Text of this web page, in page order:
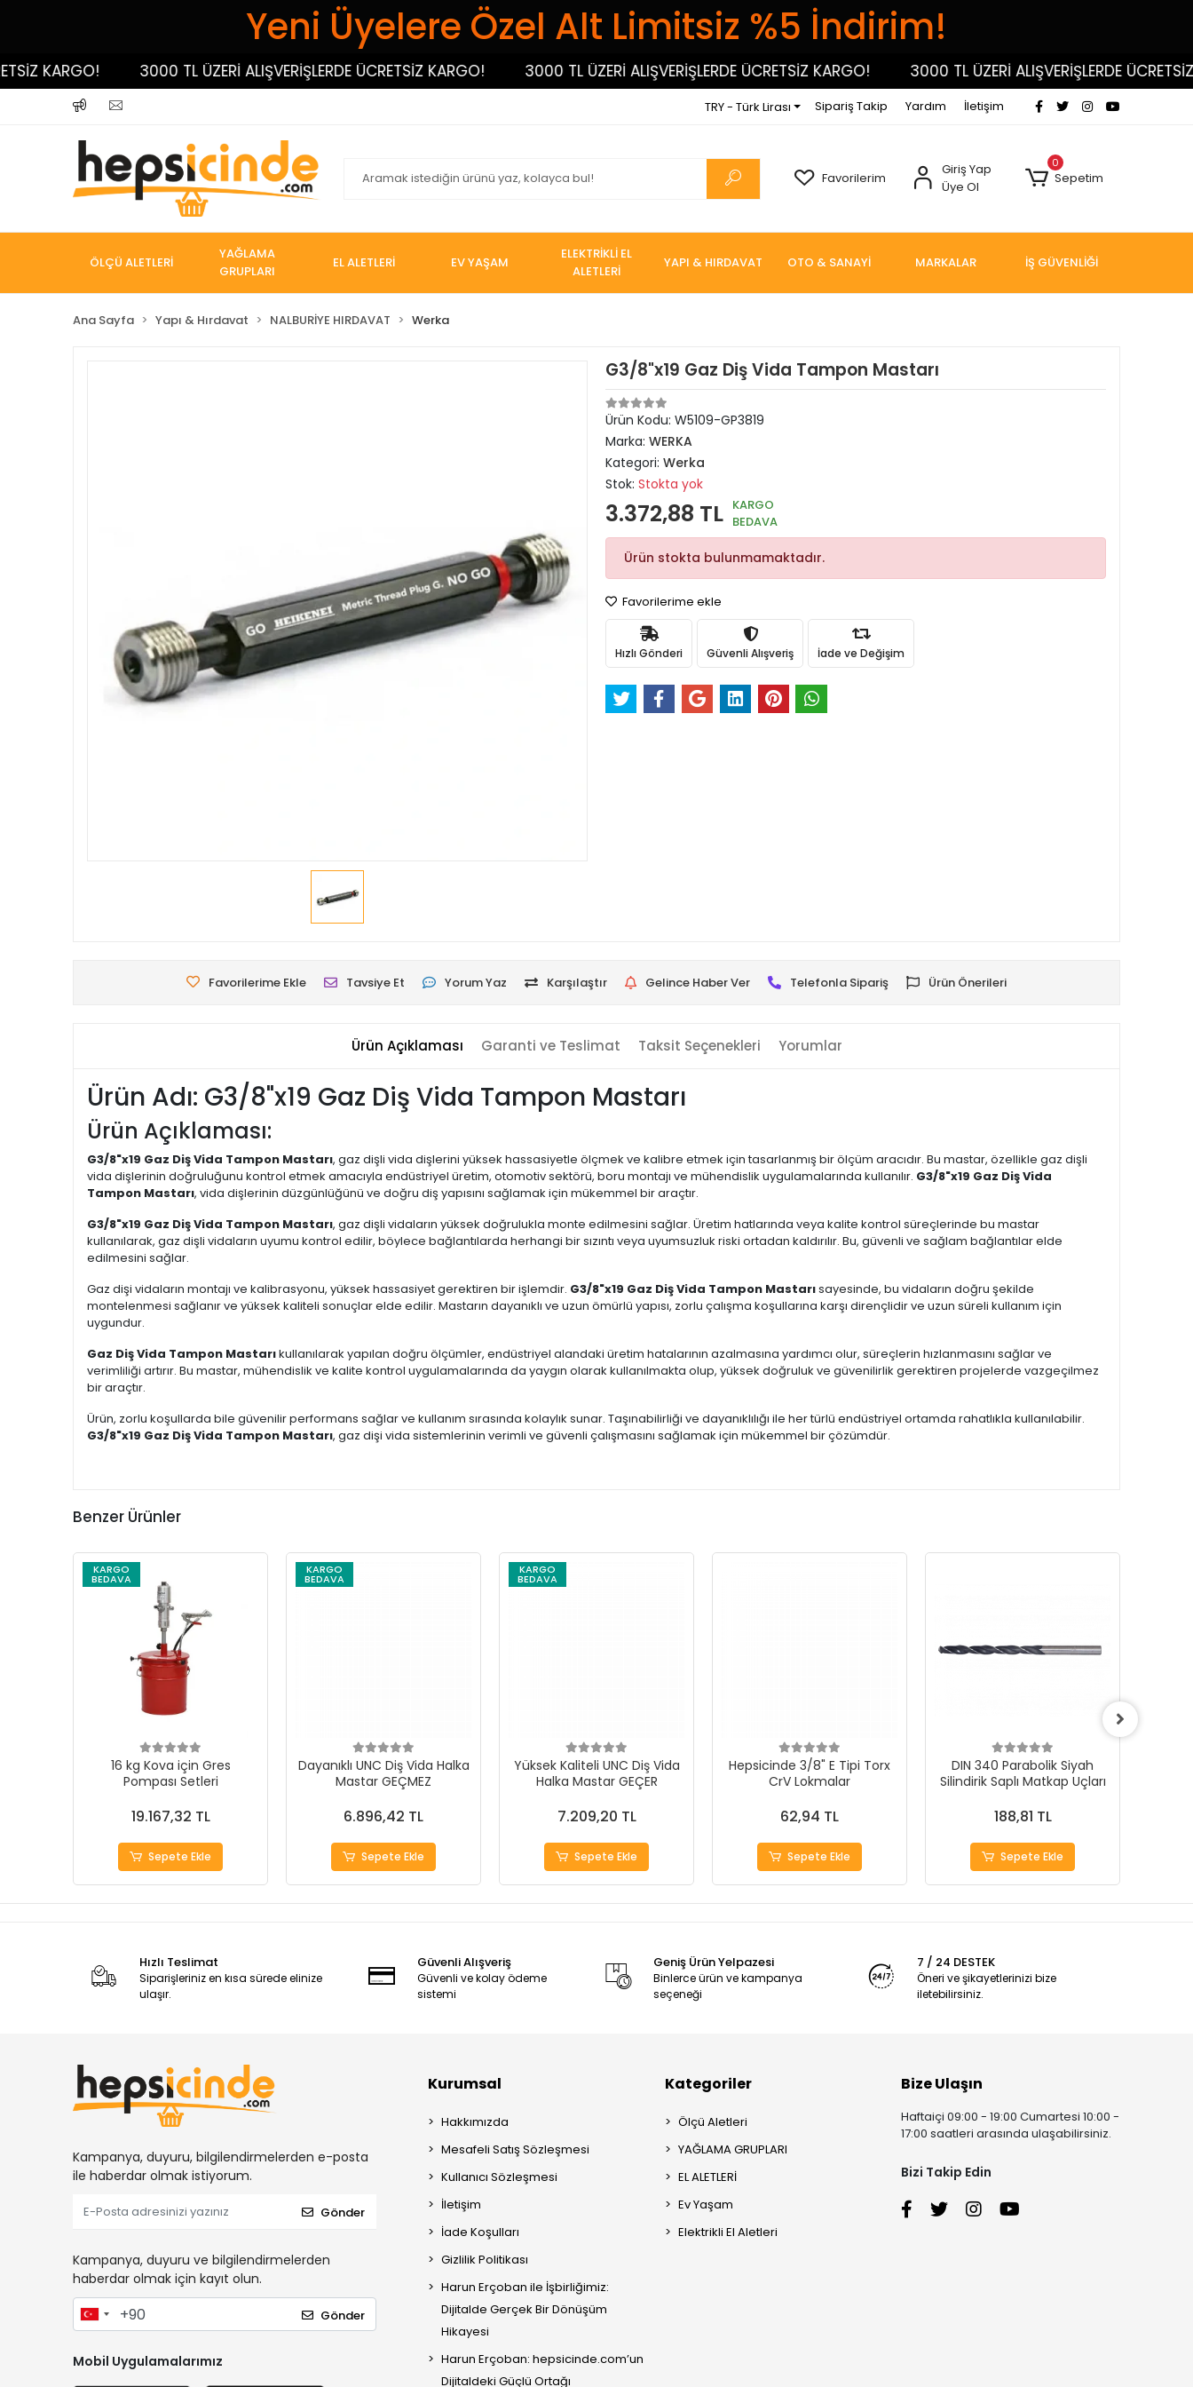
Yeni Üyelere Özel Alt Limitsiz %5 İndirim!
KARGO! 3000 TL ÜZERİ ALIŞVERİŞLERDE ÜCRETSİZ KARGO! 3000 TL ÜZERİ ALIŞVERİŞLERDE ÜCRETSİZ KARGO! 3000 TL ÜZERİ ALIŞVERİŞLERDE ÜCRETSİZ
TRY - Türk Lirası Sipariş Takip Yardım İletişim
Favorilerim
Giriş Yap
Üye Ol
0
Sepetim
ÖLÇÜ ALETLERİ
YAĞLAMA
GRUPLARI
EL ALETLERİ EV YAŞAM
ELEKTRİKLİ EL
ALETLERİ
YAPI & HIRDAVAT OTO & SANAYİ MARKALAR İŞ GÜVENLİĞİ
Ana Sayfa Yapı & Hırdavat NALBURİYE HIRDAVAT Werka
G3/8"x19 Gaz Diş Vida Tampon Mastarı
Ürün Kodu: W5109-GP3819
Marka: WERKA
Kategori: Werka
Stok: Stokta yok
3.372,88 TL KARGO
BEDAVA
Ürün stokta bulunmamaktadır.
Favorilerime ekle
Hızlı Gönderi Güvenli Alışveriş İade ve Değişim
Favorilerime Ekle Tavsiye Et Yorum Yaz Karşılaştır Gelince Haber Ver Telefonla Sipariş Ürün Önerileri
Ürün Açıklaması Garanti ve Teslimat Taksit Seçenekleri Yorumlar
Ürün Adı: G3/8"x19 Gaz Diş Vida Tampon Mastarı
Ürün Açıklaması:
G3/8"x19 Gaz Diş Vida Tampon Mastarı, gaz dişli vida dişlerini yüksek hassasiyetle ölçmek ve kalibre etmek için tasarlanmış bir ölçüm aracıdır. Bu mastar, özellikle gaz dişli
vida dişlerinin doğruluğunu kontrol etmek amacıyla endüstriyel üretim, otomotiv sektörü, boru montajı ve mühendislik uygulamalarında kullanılır. G3/8"x19 Gaz Diş Vida
Tampon Mastarı, vida dişlerinin düzgünlüğünü ve doğru diş yapısını sağlamak için mükemmel bir araçtır.
G3/8"x19 Gaz Diş Vida Tampon Mastarı, gaz dişli vidaların yüksek doğrulukla monte edilmesini sağlar. Üretim hatlarında veya kalite kontrol süreçlerinde bu mastar
kullanılarak, gaz dişli vidaların uyumu kontrol edilir, böylece bağlantılarda herhangi bir sızıntı veya uyumsuzluk riski ortadan kaldırılır. Bu, güvenli ve sağlam bağlantılar elde
edilmesini sağlar.
Gaz dişi vidaların montajı ve kalibrasyonu, yüksek hassasiyet gerektiren bir işlemdir. G3/8"x19 Gaz Diş Vida Tampon Mastarısayesinde, bu vidaların doğru şekilde
montelenmesi sağlanır ve yüksek kaliteli sonuçlar elde edilir. Mastarın dayanıklı ve uzun ömürlü yapısı, zorlu çalışma koşullarına karşı dirençlidir ve uzun süreli kullanım için
uygundur.
Gaz Diş Vida Tampon Mastarıkullanılarak yapılan doğru ölçümler, endüstriyel alandaki üretim hatalarının azalmasına yardımcı olur, süreçlerin hızlanmasını sağlar ve
verimliliği artırır. Bu mastar, mühendislik ve kalite kontrol uygulamalarında da yaygın olarak kullanılmakta olup, yüksek doğruluk ve güvenilirlik gerektiren projelerde vazgeçilmez
bir araçtır.
Ürün, zorlu koşullarda bile güvenilir performans sağlar ve kullanım sırasında kolaylık sunar. Taşınabilirliği ve dayanıklılığı ile her türlü endüstriyel ortamda rahatlıkla kullanılabilir.
G3/8"x19 Gaz Diş Vida Tampon Mastarı, gaz dişi vida sistemlerinin verimli ve güvenli çalışmasını sağlamak için mükemmel bir çözümdür.
Benzer Ürünler
KARGO
BEDAVA
16 kg Kova için Gres
Pompası Setleri
19.167,32 TL
Sepete Ekle
KARGO
BEDAVA
Dayanıklı UNC Diş Vida Halka
Mastar GEÇMEZ
6.896,42 TL
Sepete Ekle
KARGO
BEDAVA
Yüksek Kaliteli UNC Diş Vida
Halka Mastar GEÇER
7.209,20 TL
Sepete Ekle
Hepsicinde 3/8" E Tipi Torx
CrV Lokmalar
62,94 TL
Sepete Ekle
DIN 340 Parabolik Siyah
Silindirik Saplı Matkap Uçları
188,81 TL
Sepete Ekle
Hızlı Teslimat
Siparişleriniz en kısa sürede elinize
ulaşır.
Güvenli Alışveriş
Güvenli ve kolay ödeme
sistemi
Geniş Ürün Yelpazesi
Binlerce ürün ve kampanya
seçeneği
7 / 24 DESTEK
Öneri ve şikayetlerinizi bize
iletebilirsiniz.
Kampanya, duyuru, bilgilendirmelerden e-posta
ile haberdar olmak istiyorum.
Gönder
Kampanya, duyuru ve bilgilendirmelerden
haberdar olmak için kayıt olun.
Gönder
Mobil Uygulamalarımız
Kurumsal
Hakkımızda
Mesafeli Satış Sözleşmesi
Kullanıcı Sözleşmesi
İletişim
İade Koşulları
Gizlilik Politikası
Harun Erçoban ile İşbirliğimiz:
Dijitalde Gerçek Bir Dönüşüm
Hikayesi
Harun Erçoban: hepsicinde.com’un
Dijitaldeki Güçlü Ortağı
Kategoriler
Ölçü Aletleri
YAĞLAMA GRUPLARI
EL ALETLERİ
Ev Yaşam
Elektrikli El Aletleri
Bize Ulaşın
Haftaiçi 09:00 - 19:00 Cumartesi 10:00 -
17:00 saatleri arasında ulaşabilirsiniz.
Bizi Takip Edin